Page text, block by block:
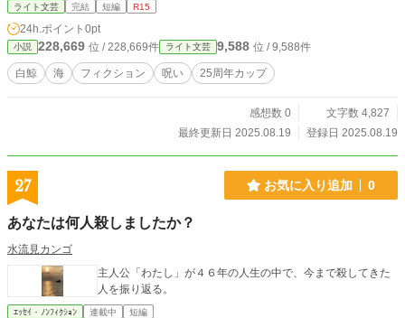
ライト文芸 完結 短編 R15
24h.ポイント 0pt
小説 228,669 位 / 228,669件 ライト文芸 9,588 位 / 9,588件
白鯨 海 フィクション 呪い 25周年カップ
感想数 0
文字数 4,827
最終更新日 2025.08.19
登録日 2025.08.19
27 お気に入り追加 0
あなたは何人殺しましたか？
水流見カンゴ
主人公「わたし」が４６年の人生の中で、今まで殺してきた
人を振り返る。
ｴｯｾｲ・ﾉﾝﾌｨｸｼｮﾝ 連載中 短編